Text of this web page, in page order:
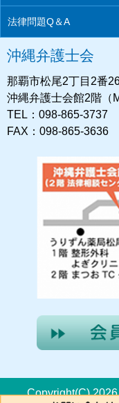
法律問題Q＆A
沖縄弁護士会
那覇市松尾2丁目2番
沖縄弁護士会館2階（
TEL：098-865-3737
FAX：098-865-3636
Copyright(C)